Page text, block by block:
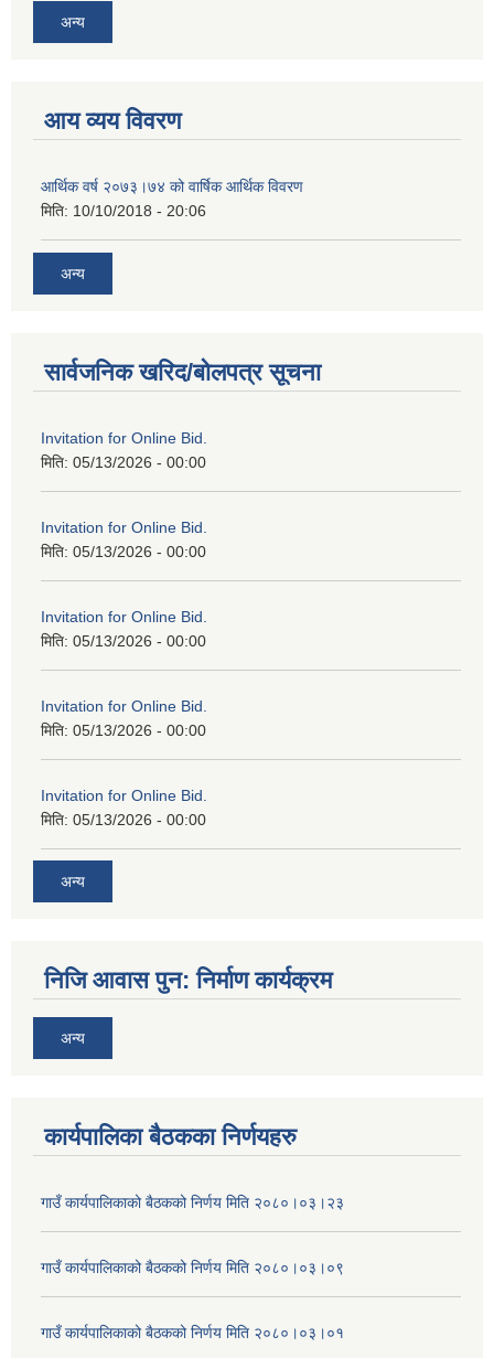
अन्य
आय व्यय विवरण
आर्थिक वर्ष २०७३।७४ को वार्षिक आर्थिक विवरण
मिति: 10/10/2018 - 20:06
अन्य
सार्वजनिक खरिद/बोलपत्र सूचना
Invitation for Online Bid.
मिति: 05/13/2026 - 00:00
Invitation for Online Bid.
मिति: 05/13/2026 - 00:00
Invitation for Online Bid.
मिति: 05/13/2026 - 00:00
Invitation for Online Bid.
मिति: 05/13/2026 - 00:00
Invitation for Online Bid.
मिति: 05/13/2026 - 00:00
अन्य
निजि आवास पुन: निर्माण कार्यक्रम
अन्य
कार्यपालिका बैठकका निर्णयहरु
गाउँ कार्यपालिकाको बैठकको निर्णय मिति २०८०।०३।२३
गाउँ कार्यपालिकाको बैठकको निर्णय मिति २०८०।०३।०९
गाउँ कार्यपालिकाको बैठकको निर्णय मिति २०८०।०३।०१